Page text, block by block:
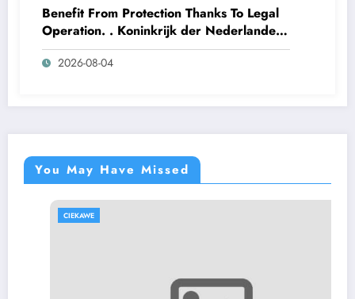
Benefit From Protection Thanks To Legal
Operation. . Koninkrijk der Nederlanden
Win Big Today
https://www.luckymaxdutch.com/
2026-08-04
You May Have Missed
CIEKAWE